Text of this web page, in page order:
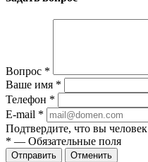
Вопрос *
Ваше имя *
Телефон *
E-mail *
Подтвердите, что вы человек
* — Обязательные поля
Отправить Отменить